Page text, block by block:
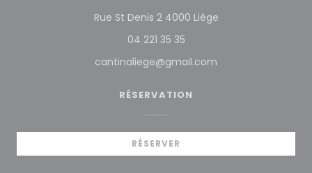
Rue St Denis 2 4000 Liège((ouvre une
04 221 35 35
cantinaliege@gmail.com
RÉSERVATION
RÉSERVER